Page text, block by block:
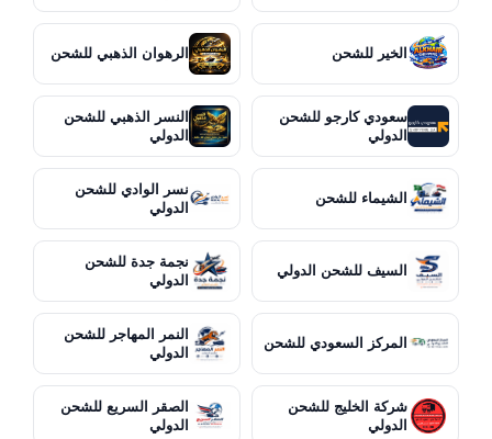
الخير للشحن الرهوان الذهبي للشحن
سعودي كارجو للشحن
الدولي
النسر الذهبي للشحن
الدولي
الشيماء للشحن
نسر الوادي للشحن
الدولي
السيف للشحن الدولي
نجمة جدة للشحن
الدولي
المركز السعودي للشحن
النمر المهاجر للشحن
الدولي
شركة الخليج للشحن
الدولي
الصقر السريع للشحن
الدولي